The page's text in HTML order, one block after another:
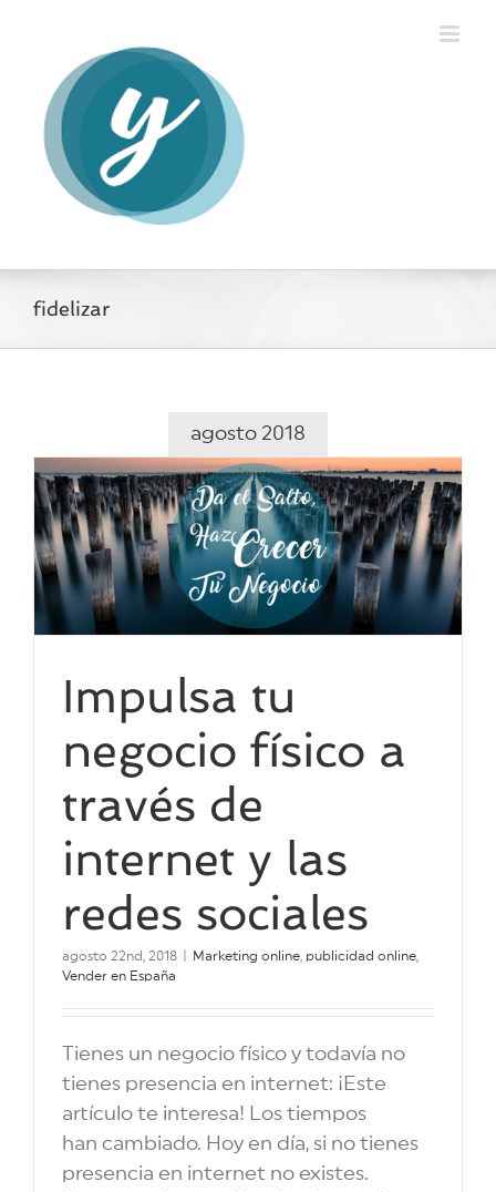
contenido
fidelizar
agosto 2018
Impulsa tu
negocio físico a
través de
internet y las
redes sociales
agosto 22nd, 2018 Marketing online, publicidad online,
Vender en España
Tienes un negocio físico y todavía no
tienes presencia en internet: ¡Este
artículo te interesa! Los tiempos
han cambiado. Hoy en día, si no tienes
presencia en internet no existes.